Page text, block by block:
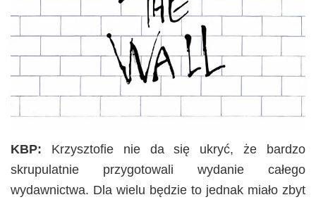
KBP: Krzysztofie nie da się ukryć, że bardzo
skrupulatnie przygotowali wydanie całego
wydawnictwa. Dla wielu będzie to jednak miało zbyt